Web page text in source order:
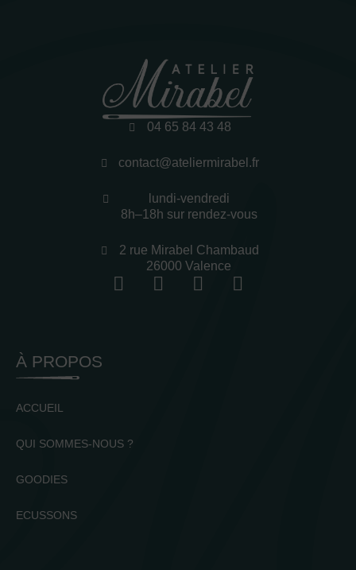
04 65 84 43 48
contact@ateliermirabel.fr
lundi-vendredi
8h–18h sur rendez-vous
2 rue Mirabel Chambaud
26000 Valence
À PROPOS
ACCUEIL
QUI SOMMES-NOUS ?
GOODIES
ECUSSONS